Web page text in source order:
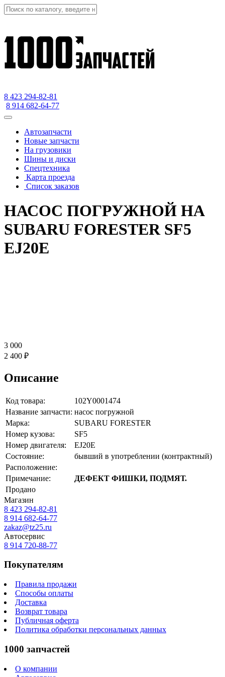
8 423 294-82-81
8 914 682-64-77
Автозапчасти
Новые запчасти
На грузовики
Шины и диски
Спецтехника
Карта проезда
Список заказов
НАСОС ПОГРУЖНОЙ НА
SUBARU FORESTER SF5
EJ20E
3 000
2 400 ₽
Описание
Код товара:
102Y0001474
Название запчасти: насос погружной
Марка:
SUBARU FORESTER
Номер кузова:
SF5
Номер двигателя:
EJ20E
Состояние:
бывший в употреблении (контрактный)
Расположение:
Примечание:
ДЕФЕКТ ФИШКИ, ПОДМЯТ.
Продано
Магазин
8 423 294-82-81
8 914 682-64-77
zakaz@tz25.ru
Автосервис
8 914 720-88-77
Покупателям
Правила продажи
Способы оплаты
Доставка
Возврат товара
Публичная оферта
Политика обработки персональных данных
1000 запчастей
О компании